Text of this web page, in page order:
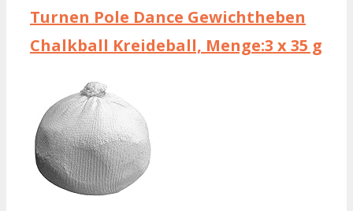
Turnen Pole Dance Gewichtheben
Chalkball Kreideball, Menge:3 x 35 g